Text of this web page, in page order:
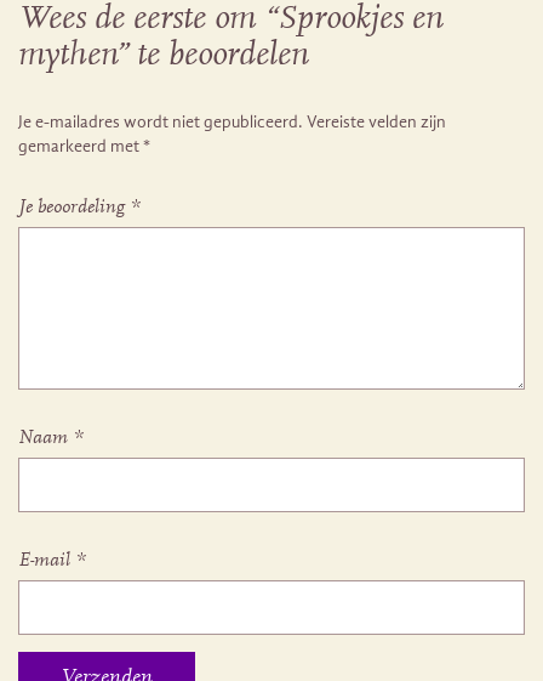
Wees de eerste om “Sprookjes en
mythen” te beoordelen
Je e-mailadres wordt niet gepubliceerd. Vereiste velden zijn
gemarkeerd met*
Je beoordeling *
Naam *
E-mail *